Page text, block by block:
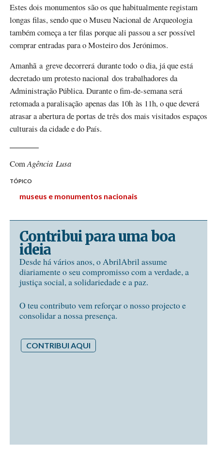
Estes dois monumentos são os que habitualmente registam
longas filas, sendo que o Museu Nacional de Arqueologia
também começa a ter filas porque ali passou a ser possível
comprar entradas para o Mosteiro dos Jerónimos.
Amanhã a greve decorrerá durante todo o dia, já que está
decretado um protesto nacional dos trabalhadores da
Administração Pública. Durante o fim-de-semana será
retomada a paralisação apenas das 10h às 11h, o que deverá
atrasar a abertura de portas de três dos mais visitados espaços
culturais da cidade e do País.
ComAgência Lusa
TÓPICO
museus e monumentos nacionais
Contribui para uma boa
ideia
Desde há vários anos, o AbrilAbril assume
diariamente o seu compromisso com a verdade, a
justiça social, a solidariedade e a paz.
O teu contributo vem reforçar o nosso projecto e
consolidar a nossa presença.
CONTRIBUI AQUI